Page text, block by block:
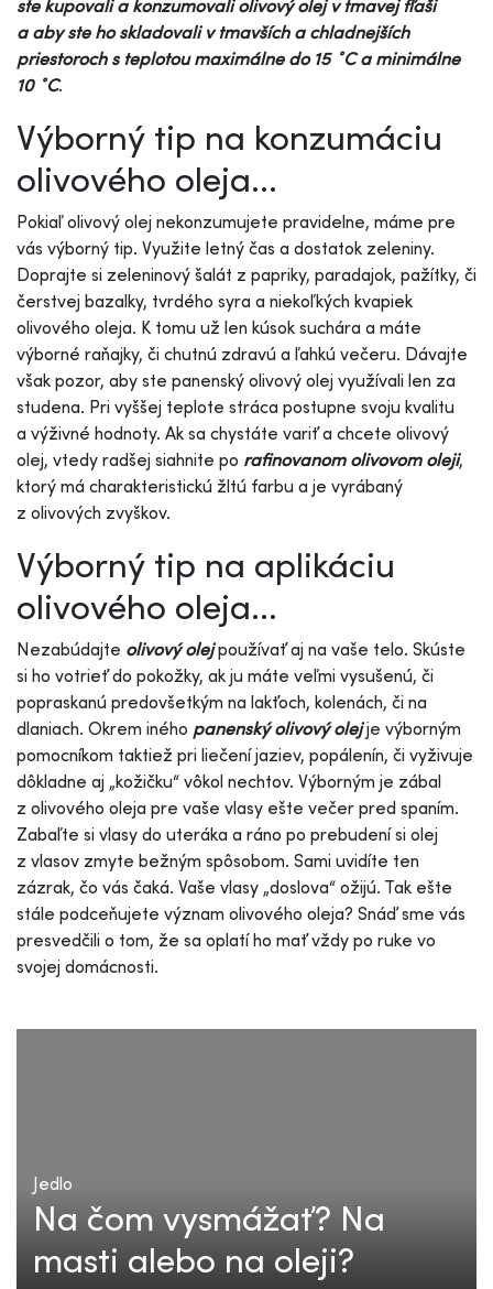
ste kupovali a konzumovali olivový olej v tmavej fľaši
a aby ste ho skladovali v tmavších a chladnejších
priestoroch s teplotou maximálne do 15 ˚C a minimálne
10 ˚C.
Výborný tip na konzumáciu
olivového oleja...
Pokiaľ olivový olej nekonzumujete pravidelne, máme pre
vás výborný tip. Využite letný čas a dostatok zeleniny.
Doprajte si zeleninový šalát z papriky, paradajok, pažítky, či
čerstvej bazalky, tvrdého syra a niekoľkých kvapiek
olivového oleja. K tomu už len kúsok suchára a máte
výborné raňajky, či chutnú zdravú a ľahkú večeru. Dávajte
však pozor, aby ste panenský olivový olej využívali len za
studena. Pri vyššej teplote stráca postupne svoju kvalitu
a výživné hodnoty. Ak sa chystáte variť a chcete olivový
olej, vtedy radšej siahnite po rafinovanom olivovom oleji,
ktorý má charakteristickú žltú farbu a je vyrábaný
z olivových zvyškov.
Výborný tip na aplikáciu
olivového oleja...
Nezabúdajte olivový olejpoužívať aj na vaše telo. Skúste
si ho votrieť do pokožky, ak ju máte veľmi vysušenú, či
popraskanú predovšetkým na lakťoch, kolenách, či na
dlaniach. Okrem iného panenský olivový olejje výborným
pomocníkom taktiež pri liečení jaziev, popálenín, či vyživuje
dôkladne aj „kožičku“ vôkol nechtov. Výborným je zábal
z olivového oleja pre vaše vlasy ešte večer pred spaním.
Zabaľte si vlasy do uteráka a ráno po prebudení si olej
z vlasov zmyte bežným spôsobom. Sami uvidíte ten
zázrak, čo vás čaká. Vaše vlasy „doslova“ ožijú. Tak ešte
stále podceňujete význam olivového oleja? Snáď sme vás
presvedčili o tom, že sa oplatí ho mať vždy po ruke vo
svojej domácnosti.
Jedlo
Na čom vysmážať? Na
masti alebo na oleji?